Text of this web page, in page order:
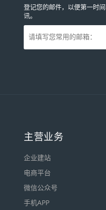
登记您的邮件，以便第一时
讯。
主营业务
企业建站
电商平台
微信公众号
手机APP